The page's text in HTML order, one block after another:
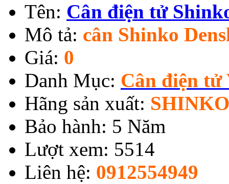
Tên: Cân điện tử
Mô tả: cân Shinko
Giá: 0
Danh Mục: Cân điện
Hãng sản xuất:
Bảo hành: 5 Năm
Lượt xem: 5514
Liên hệ: 0912554949